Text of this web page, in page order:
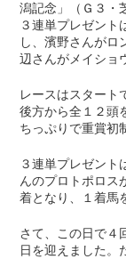
潟記念」（Ｇ３・
３連単プレゼント
し、濱野さんがロ
辺さんがメイショ
レースはスタート
後方から全１２頭
ちっぷりで重賞初
３連単プレゼント
んのプロトポロス
着となり、１着馬
さて、この日で４
日を迎えました。